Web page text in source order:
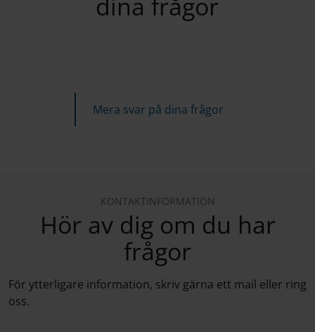
Mera svar på dina frågor
KONTAKTINFORMATION
Hör av dig om du har
frågor
För ytterligare information, skriv gärna ett mail eller ring
oss.